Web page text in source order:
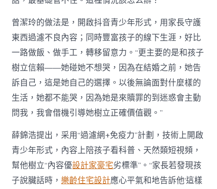
曾潔玲的做法是，開啟抖音青少年形式，用家長守護
東西過濾不良內容；同時豐富孩子的線下生涯，好比
一路做飯、做手工，轉移留意力。“更主要的是和孩子
樹立信賴——她碰她不想哭，因為在結婚之前，她告
訴自己，這是她自己的選擇。以後無論面對什麼樣的
生活，她都不能哭，因為她是來贖罪的到迷惑會主動
問我，我會借機引導她樹立正確價值觀。”
薛錦浩提出，采用“過濾網+免疫力”計劃，技術上開啟
青少年形式，內容上陪孩子看科普、天然類短視頻，
幫他樹立“內容優設計家豪宅劣標準”。“家長若發現孩
子說臟話時，樂齡住宅設計應心平氣和地告訴他‘這樣